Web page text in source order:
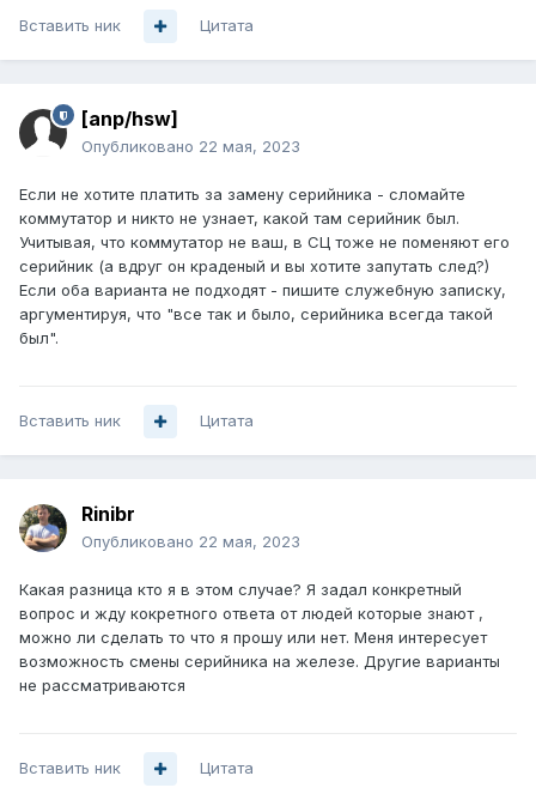
Вставить ник Цитата
[anp/hsw]
Опубликовано 22 мая, 2023
Если не хотите платить за замену серийника - сломайте
коммутатор и никто не узнает, какой там серийник был.
Учитывая, что коммутатор не ваш, в СЦ тоже не поменяют его
серийник (а вдруг он краденый и вы хотите запутать след?)
Если оба варианта не подходят - пишите служебную записку,
аргументируя, что "все так и было, серийника всегда такой
был".
Вставить ник Цитата
Rinibr
Опубликовано 22 мая, 2023
Какая разница кто я в этом случае? Я задал конкретный
вопрос и жду кокретного ответа от людей которые знают ,
можно ли сделать то что я прошу или нет. Меня интересует
возможность смены серийника на железе. Другие варианты
не рассматриваются
Вставить ник Цитата